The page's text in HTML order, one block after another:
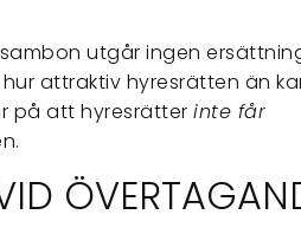
utgår ingen
attraktiv hyresrätten än
på att hyresrätterinte får